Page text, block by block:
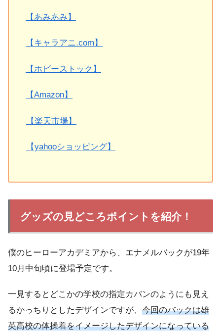
【あみあみ】
【キャラアニ.com】
【ホビーストック】
【Amazon】
【楽天市場】
【yahooショッピング】
グッズの見どころポイントを紹介！
僕のヒーローアカデミアから、エナメルバックが19年
10月中旬頃に登場予定です。
一見するとどこかの学校の指定カバンのようにも見え
るかっちりとしたデザインですが、 今回のバックは雄
英高校の体操着をイメージしたデザインになっている